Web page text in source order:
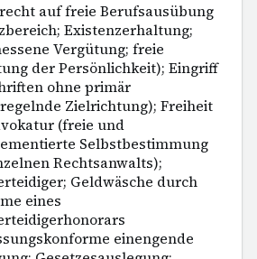
auf freie Berufsausübung
Existenzerhaltung;
Vergütung; freie
der Persönlichkeit); Eingriff
ohne primär
Zielrichtung); Freiheit
(freie und
Selbstbestimmung
Rechtsanwalts);
Geldwäsche durch
eines
einengende